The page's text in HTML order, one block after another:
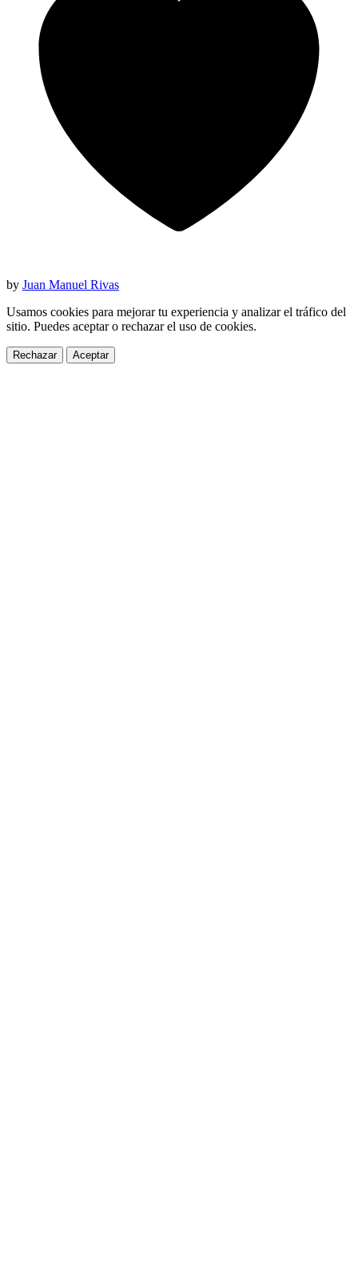
by Juan Manuel Rivas
Usamos cookies para mejorar tu experiencia y analizar el tráfico del
sitio. Puedes aceptar o rechazar el uso de cookies.
Rechazar Aceptar